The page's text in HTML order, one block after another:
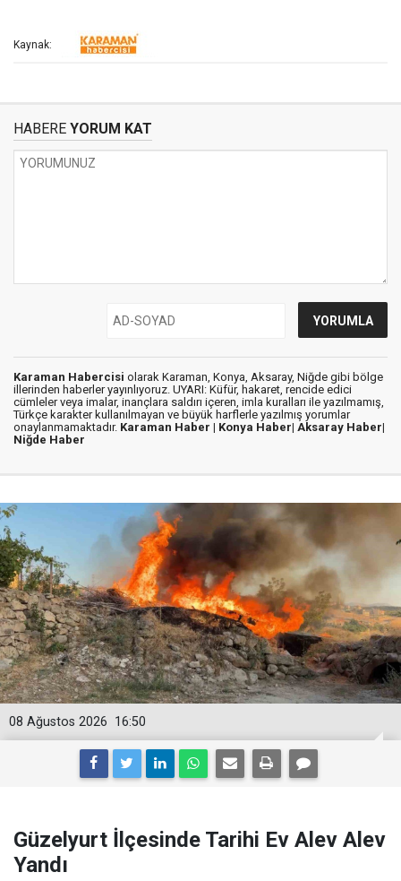
Kaynak:
HABERE YORUM KAT
Karaman Habercisi olarak Karaman, Konya, Aksaray, Niğde gibi bölge
illerinden haberler yayınlıyoruz. UYARI: Küfür, hakaret, rencide edici
cümleler veya imalar, inançlara saldırı içeren, imla kuralları ile yazılmamış,
Türkçe karakter kullanılmayan ve büyük harflerle yazılmış yorumlar
onaylanmamaktadır. Karaman Haber | Konya Haber| Aksaray Haber|
Niğde Haber
16:50
08 Ağustos 2026
Güzelyurt İlçesinde Tarihi Ev Alev Alev
Yandı